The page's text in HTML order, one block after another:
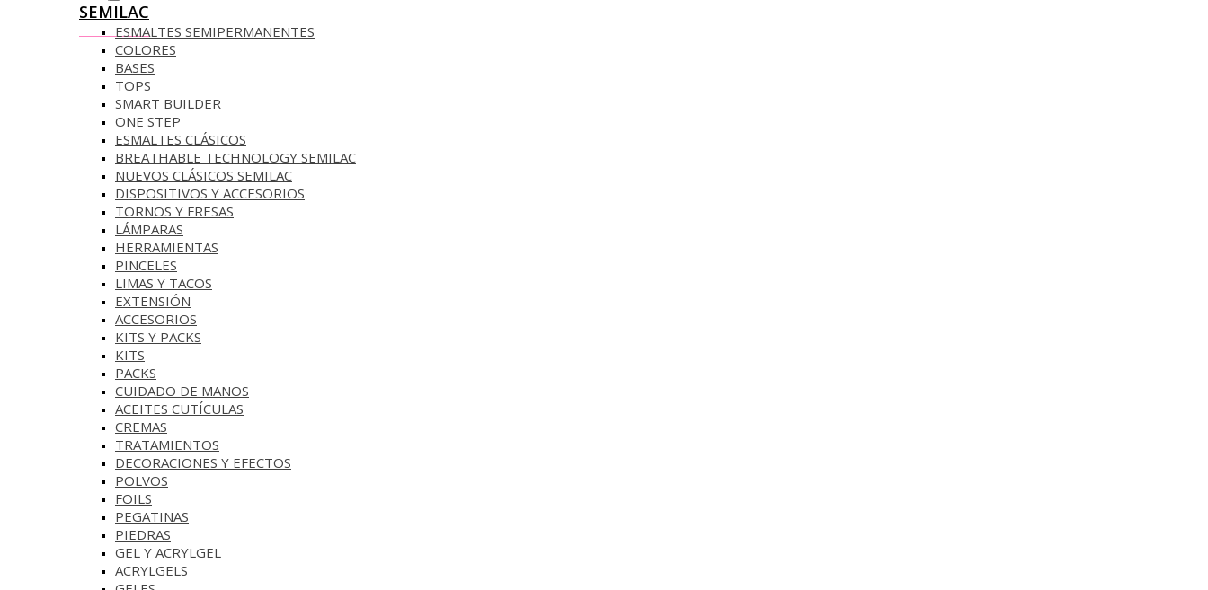
SEMILAC
ESMALTES SEMIPERMANENTES
COLORES
BASES
TOPS
SMART BUILDER
ONE STEP
ESMALTES CLÁSICOS
BREATHABLE TECHNOLOGY SEMILAC
NUEVOS CLÁSICOS SEMILAC
DISPOSITIVOS Y ACCESORIOS
TORNOS Y FRESAS
LÁMPARAS
HERRAMIENTAS
PINCELES
LIMAS Y TACOS
EXTENSIÓN
ACCESORIOS
KITS Y PACKS
KITS
PACKS
CUIDADO DE MANOS
ACEITES CUTÍCULAS
CREMAS
TRATAMIENTOS
DECORACIONES Y EFECTOS
POLVOS
FOILS
PEGATINAS
PIEDRAS
GEL Y ACRYLGEL
ACRYLGELS